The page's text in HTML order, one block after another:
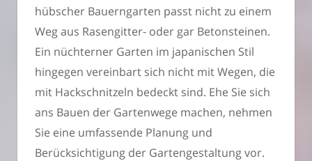
hübscher Bauerngarten passt nicht zu einem
Weg aus Rasengitter- oder gar Betonsteinen.
Ein nüchterner Garten im japanischen Stil
hingegen vereinbart sich nicht mit Wegen, die
mit Hackschnitzeln bedeckt sind. Ehe Sie sich
ans Bauen der Gartenwege machen, nehmen
Sie eine umfassende Planung und
Berücksichtigung der Gartengestaltung vor.